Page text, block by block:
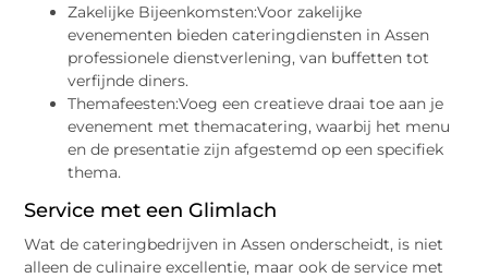
Zakelijke Bijeenkomsten:Voor zakelijke
evenementen bieden cateringdiensten in Assen
professionele dienstverlening, van buffetten tot
verfijnde diners.
Themafeesten:Voeg een creatieve draai toe aan je
evenement met themacatering, waarbij het menu
en de presentatie zijn afgestemd op een specifiek
thema.
Service met een Glimlach
Wat de cateringbedrijven in Assen onderscheidt, is niet
alleen de culinaire excellentie, maar ook de service met